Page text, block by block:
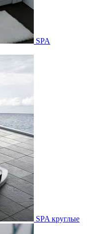
SPA
SPA круглые